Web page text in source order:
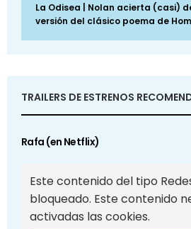
La Odisea | Nolan acierta (casi)
versión del clásico poema de
TRAILERS DE ESTRENOS
Rafa (en Netflix)
Este contenido del tipo
bloqueado. Este contenido
activadas las cookies.